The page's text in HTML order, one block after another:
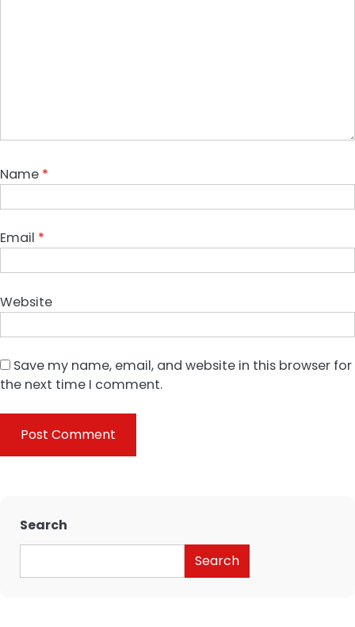
Name *
Email *
Website
Save my name, email, and website in this browser for
the next time I comment.
Search
Search